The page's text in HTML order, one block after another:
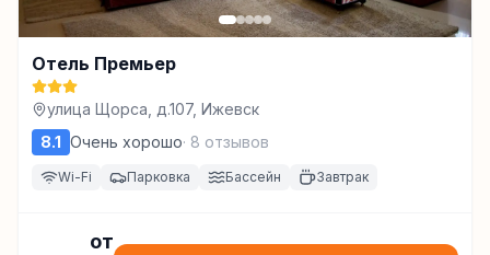
Отель Премьер
улица Щорса, д.107, Ижевск
8.1 Очень хорошо· 8 отзывов
Wi-Fi Парковка Бассейн Завтрак
от